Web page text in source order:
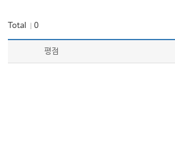
Total ｜0
평점